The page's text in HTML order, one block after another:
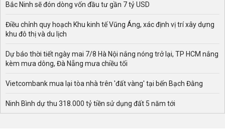
Bắc Ninh sẽ đón dòng vốn đầu tư gần 7 tỷ USD
Điều chỉnh quy hoạch Khu kinh tế Vũng Áng, xác định vị trí xây dựng
khu đô thị và du lịch
Dự báo thời tiết ngày mai 7/8 Hà Nội nắng nóng trở lại, TP HCM nắng
kèm mưa dông, Đà Nẵng mưa chiều tối
Vietcombank mua lại tòa nhà trên 'đất vàng' tại bến Bạch Đằng
Ninh Bình dự thu 318.000 tỷ tiền sử dụng đất 5 năm tới